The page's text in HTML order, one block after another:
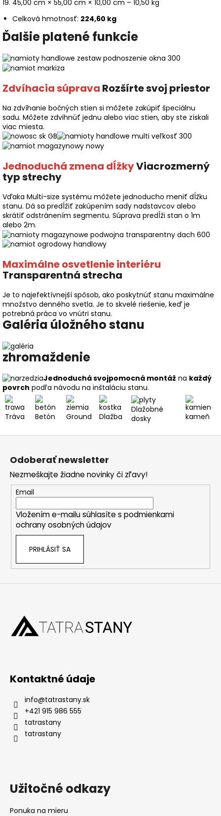
45,00 cm × 55,00 cm × 10,00 cm – 10,50 kg
Celková hmotnosť: 224,60 kg
Ďalšie platené funkcie
Zdvíhacia súprava Rozšírte svoj priestor
Na zdvíhanie bočných stien si môžete zakúpiť špeciálnu
sadu. Môžete zdvihnúť jednu alebo viac stien, aby ste získali
viac miesta.
Jednoduchá zmena dĺžkyViacrozmerný
typ strechy
Vďaka Multi-size systému môžete jednoducho meniť dĺžku
stanu. Dá sa predĺžiť zakúpením sady nadstavcov alebo
skrátiť odstránením segmentu. Súprava predĺži stan o 1m
alebo 2m.
Maximálne osvetlenie interiéru
Transparentná strecha
Je to najefektívnejší spôsob, ako poskytnúť stanu maximálne
množstvo denného svetla. Je to skvelé riešenie, keď je
potrebná práca vo vnútri stanu.
Galéria úložného stanu
zhromaždenie
Jednoduchá svojpomocná montáž na každý
povrch podľa návodu na inštaláciu stanu.
Tráva Betón Ground Dlažba
Dlažobné
dosky
kameň
Z
Odoberať newsletter
Nezmeškajte žiadne novinky či zľavy!
Email
Vložením e-mailu súhlasíte s podmienkami
ochrany osobných údajov
PRIHLÁSIŤ SA
Kontaktné údaje
info@tatrastany.sk
+421 915 986 555
tatrastany
tatrastany
Užitočné odkazy
Ponuka na mieru